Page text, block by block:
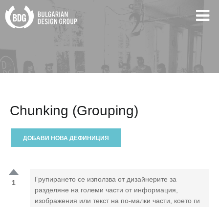
Chunking (Grouping)
ДОБАВИ НОВА ДЕФИНИЦИЯ
1
Групирането се използва от дизайнерите за
разделяне на големи части от информация,
изображения или текст на по-малки части, което ги